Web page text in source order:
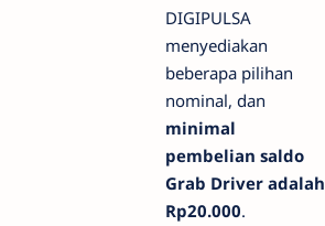
DIGIPULSA
menyediakan
beberapa pilihan
nominal, dan
minimal
pembelian saldo
Grab Driver adalah
Rp20.000.